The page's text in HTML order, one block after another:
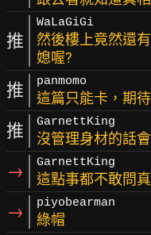
推
WaLaGiGi
然後樓上竟然還
媳喔?
推 panmomo
這篇只能卡，期
推 GarnettKing
沒管理身材的話
→ GarnettKing
這點事都不敢問
→ piyobearman
綠帽